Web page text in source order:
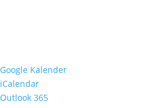
Google Kalender
iCalendar
Outlook 365